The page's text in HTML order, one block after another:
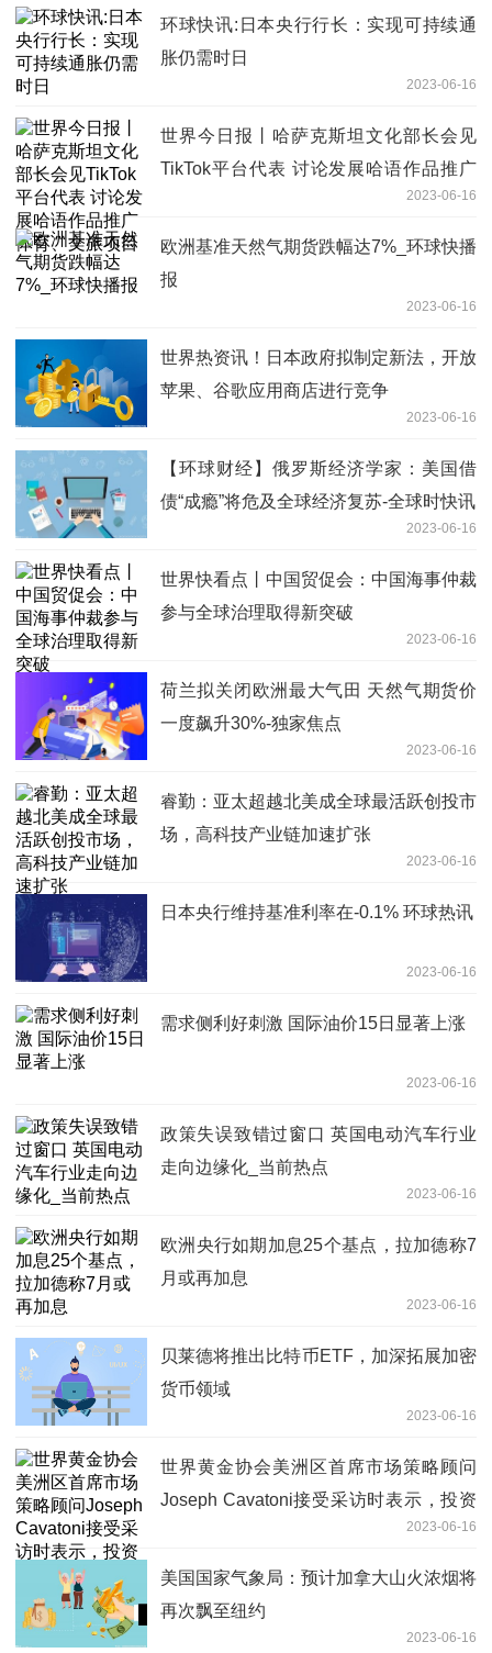
环球快讯:日本央行行长：实现可持续通
胀仍需时日
2023-06-16
世界今日报丨哈萨克斯坦文化部长会见
TikTok平台代表 讨论发展哈语作品推广
2023-06-16
欧洲基准天然气期货跌幅达7%_环球快播
报
2023-06-16
世界热资讯！日本政府拟制定新法，开放
苹果、谷歌应用商店进行竞争
2023-06-16
【环球财经】俄罗斯经济学家：美国借
债“成瘾”将危及全球经济复苏-全球时快讯
2023-06-16
世界快看点丨中国贸促会：中国海事仲裁
参与全球治理取得新突破
2023-06-16
荷兰拟关闭欧洲最大气田 天然气期货价
一度飙升30%-独家焦点
2023-06-16
睿勤：亚太超越北美成全球最活跃创投市
场，高科技产业链加速扩张
2023-06-16
日本央行维持基准利率在-0.1% 环球热讯
2023-06-16
需求侧利好刺激 国际油价15日显著上涨
2023-06-16
政策失误致错过窗口 英国电动汽车行业
走向边缘化_当前热点
2023-06-16
欧洲央行如期加息25个基点，拉加德称7
月或再加息
2023-06-16
贝莱德将推出比特币ETF，加深拓展加密
货币领域
2023-06-16
世界黄金协会美洲区首席市场策略顾问
Joseph Cavatoni接受采访时表示，投资
者应继续将黄金视为一种重要的战略资产
2023-06-16
美国国家气象局：预计加拿大山火浓烟将
再次飘至纽约
2023-06-16